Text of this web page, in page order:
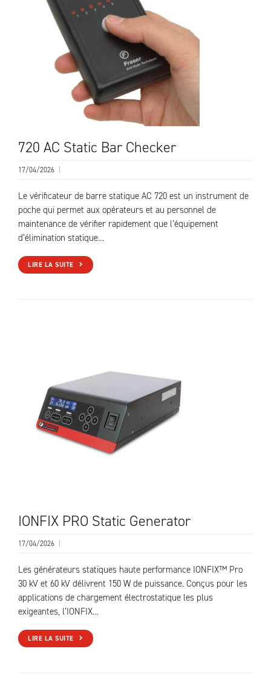
720 AC Static Bar Checker
17/04/2026
Le vérificateur de barre statique AC 720 est un instrument de
poche qui permet aux opérateurs et au personnel de
maintenance de vérifier rapidement que l’équipement
d’élimination statique…
LIRE LA SUITE
IONFIX PRO Static Generator
17/04/2026
Les générateurs statiques haute performance IONFIX™ Pro
30 kV et 60 kV délivrent 150 W de puissance. Conçus pour les
applications de chargement électrostatique les plus
exigeantes, l’IONFIX…
LIRE LA SUITE